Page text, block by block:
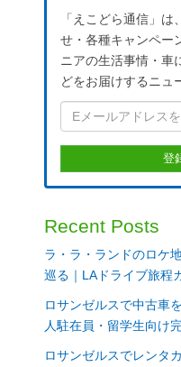
「えこどら通信」
せ・各種キャンペー
ニアの生活事情・車
どをお届けするニュ
Recent Posts
ラ・ラ・ランドのロケ
巡る｜LAドライブ旅程
ロサンゼルスで中古車
人駐在員・留学生向け
ロサンゼルスでレンタ